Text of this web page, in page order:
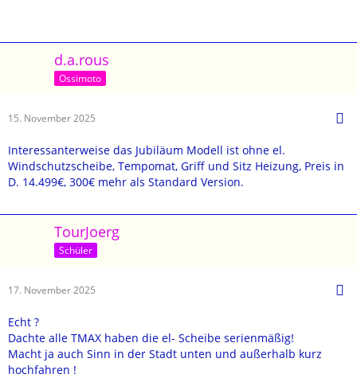
d.a.rous
Ossimoto
15. November 2025
Interessanterweise das Jubiläum Modell ist ohne el.
Windschutzscheibe, Tempomat, Griff und Sitz Heizung, Preis in
D. 14.499€, 300€ mehr als Standard Version.
TourJoerg
Schüler
17. November 2025
Echt ?
Dachte alle TMAX haben die el- Scheibe serienmäßig!
Macht ja auch Sinn in der Stadt unten und außerhalb kurz
hochfahren !